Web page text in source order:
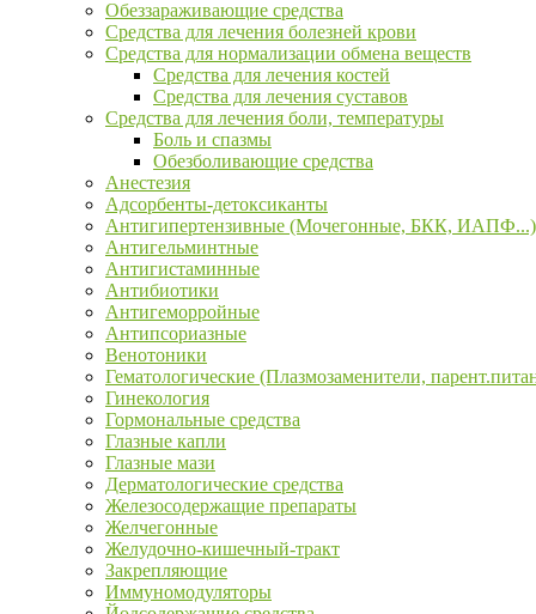
Обеззараживающие средства
Средства для лечения болезней крови
Средства для нормализации обмена веществ
Средства для лечения костей
Средства для лечения суставов
Средства для лечения боли, температуры
Боль и спазмы
Обезболивающие средства
Анестезия
Адсорбенты-детоксиканты
Антигипертензивные (Мочегонные, БКК, ИАПФ...)
Антигельминтные
Антигистаминные
Антибиотики
Антигеморройные
Антипсориазные
Венотоники
Гематологические (Плазмозаменители,
Гинекология
Гормональные средства
Глазные капли
Глазные мази
Дерматологические средства
Железосодержащие препараты
Желчегонные
Желудочно-кишечный-тракт
Закрепляющие
Иммуномодуляторы